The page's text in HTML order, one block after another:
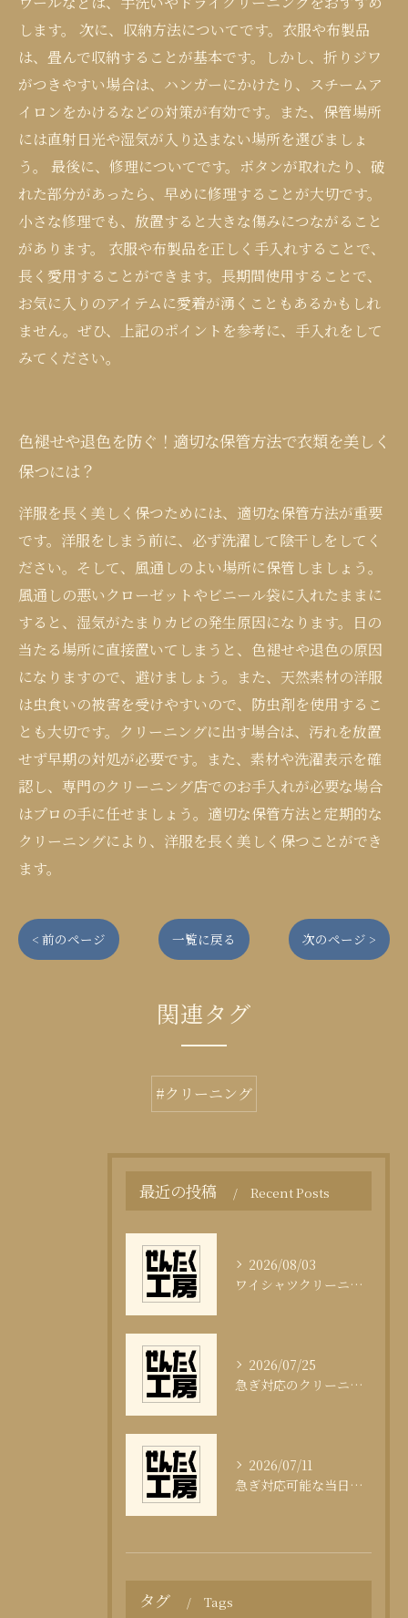
します。 次に、収納方法についてです。衣服や布製品
は、畳んで収納することが基本です。しかし、折りジワ
がつきやすい場合は、ハンガーにかけたり、スチームア
イロンをかけるなどの対策が有効です。また、保管場所
には直射日光や湿気が入り込まない場所を選びましょ
う。 最後に、修理についてです。ボタンが取れたり、破
れた部分があったら、早めに修理することが大切です。
小さな修理でも、放置すると大きな傷みにつながること
があります。 衣服や布製品を正しく手入れすることで、
長く愛用することができます。長期間使用することで、
お気に入りのアイテムに愛着が湧くこともあるかもしれ
ません。ぜひ、上記のポイントを参考に、手入れをして
みてください。
色褪せや退色を防ぐ！適切な保管方法で衣類を美しく
保つには？
洋服を長く美しく保つためには、適切な保管方法が重要
です。洋服をしまう前に、必ず洗濯して陰干しをしてく
ださい。そして、風通しのよい場所に保管しましょう。
風通しの悪いクローゼットやビニール袋に入れたままに
すると、湿気がたまりカビの発生原因になります。日の
当たる場所に直接置いてしまうと、色褪せや退色の原因
になりますので、避けましょう。また、天然素材の洋服
は虫食いの被害を受けやすいので、防虫剤を使用するこ
とも大切です。クリーニングに出す場合は、汚れを放置
せず早期の対処が必要です。また、素材や洗濯表示を確
認し、専門のクリーニング店でのお手入れが必要な場合
はプロの手に任せましょう。適切な保管方法と定期的な
クリーニングにより、洋服を長く美しく保つことができ
ます。
< 前のページ 一覧に戻る 次のページ >
関連タグ
#クリーニング
最近の投稿 Recent Posts
2026/08/03
ワイシャツクリーニング頻度と清潔感の科学
2026/07/25
急ぎ対応のクリーニング即日サービスの秘訣
2026/07/11
急ぎ対応可能な当日クリーニングの実態
タグ Tags